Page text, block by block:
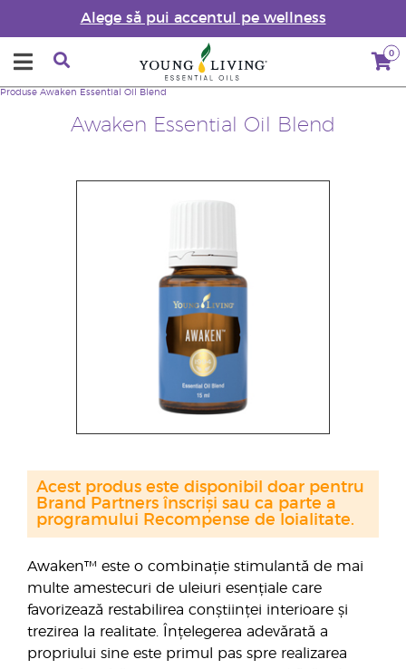
Alege să pui accentul pe wellness
0
Awaken Essential Oil Blend
Produse Awaken Essential Oil Blend
Awaken™ este o combinație stimulantă de mai
multe amestecuri de uleiuri esențiale care
favorizează restabilirea conștiinței interioare și
trezirea la realitate. Înțelegerea adevărată a
propriului sine este primul pas spre realizarea
Acest produs este disponibil doar pentru
Brand Partners înscriși sau ca parte a
programului Recompense de loialitate.